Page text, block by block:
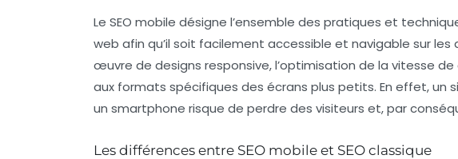
Le SEO mobile désigne l’ensemble des pratiques et
web afin qu’il soit facilement accessible et navigable sur les
œuvre de designs responsive, l’optimisation de la vitesse
aux formats spécifiques des écrans plus petits. En effet, un
un smartphone risque de perdre des visiteurs et, par
Les différences entre SEO mobile et SEO classique